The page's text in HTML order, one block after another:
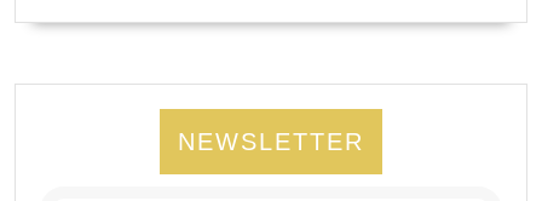
NEWSLETTER